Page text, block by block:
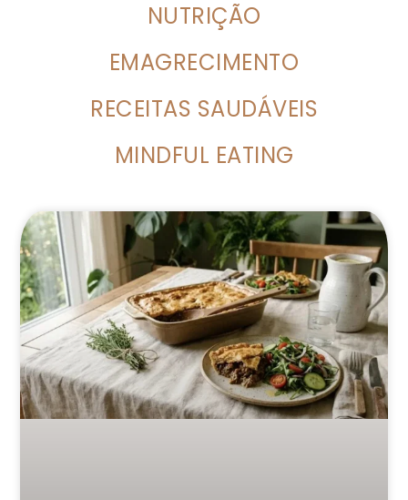
NUTRIÇÃO
EMAGRECIMENTO
RECEITAS SAUDÁVEIS
MINDFUL EATING